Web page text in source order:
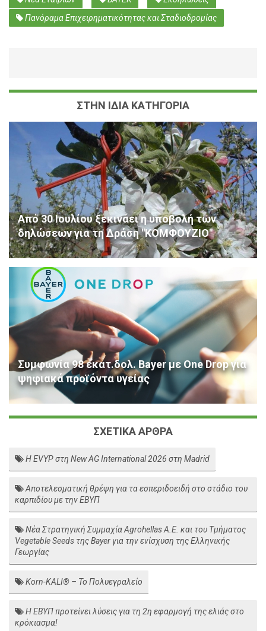
Πανόραμα Επιχειρηματικότητας και Σταδιοδρομίας
ΣΤΗΝ ΙΔΙΑ ΚΑΤΗΓΟΡΙΑ
Aπό 30 Ιουλίου ξεκινάει η υποβολή των
δηλώσεων για τη Δράση "ΚΟΜΦΟΥΖΙΟ"
Συμφωνία 98 εκατ.δολ. Bayer με One Drop για
ψηφιακά προϊόντα υγείας
ΣΧΕΤΙΚΑ ΑΡΘΡΑ
Η EVYP στη New AG International 2026 στη Madrid
Αποτελεσματική θρέψη για τα εσπεριδοειδή στο στάδιο του
καρπιδίου με την ΕΒΥΠ
Νέα Στρατηγική Συμμαχία Agrohellas Α.Ε. και του Τμήματος
Vegetable Seeds της Bayer για την ενίσχυση της Ελληνικής
Γεωργίας
Korn-KALI® – Το Πολυεγραλείο
Η ΕΒΥΠ προτείνει λύσεις για τη 2η εφαρμογή της ελιάς στο
κρόκιασμα!